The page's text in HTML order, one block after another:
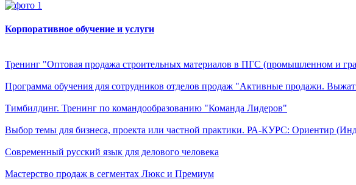
Корпоративное обучение и услуги
Тренинг "Оптовая продажа строительных материалов в ПГС (промышленном и
Программа обучения для сотрудников отделов продаж "Активные продажи.
Тимбилдинг. Тренинг по командообразованию "Команда Лидеров"
Выбор темы для бизнеса, проекта или частной практики. РА-КУРС: Ориентир
Современный русский язык для делового человека
Мастерство продаж в сегментах Люкс и Премиум